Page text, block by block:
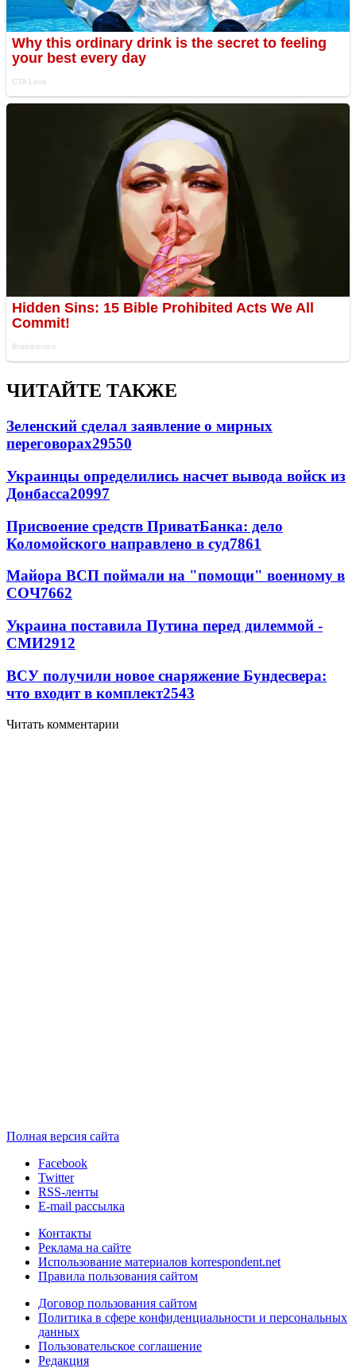
ЧИТАЙТЕ ТАКЖЕ
Зеленский сделал заявление о мирных
переговорах29550
Украинцы определились насчет вывода войск из
Донбасса20997
Присвоение средств ПриватБанка: дело
Коломойского направлено в суд7861
Майора ВСП поймали на "помощи" военному в
СОЧ7662
Украина поставила Путина перед дилеммой -
СМИ2912
ВСУ получили новое снаряжение Бундесвера:
что входит в комплект2543
Читать комментарии
Полная версия сайта
Facebook
Twitter
RSS-ленты
E-mail рассылка
Контакты
Реклама на сайте
Использование материалов korrespondent.net
Правила пользования сайтом
Договор пользования сайтом
Политика в сфере конфиденциальности и персональных
данных
Пользовательское соглашение
Редакция